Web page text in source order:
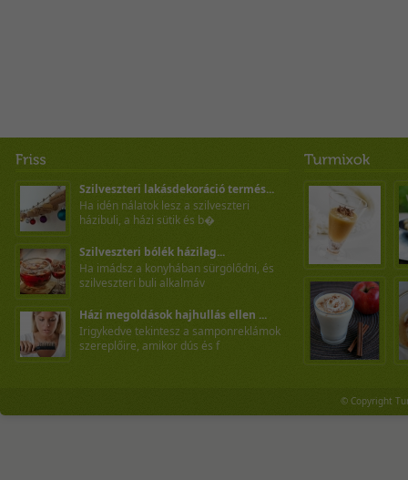
Szilveszteri lakásdekoráció termés...
Ha idén nálatok lesz a szilveszteri
házibuli, a házi sütik és b�
Szilveszteri bólék házilag...
Ha imádsz a konyhában sürgölődni, és
szilveszteri buli alkalmáv
Házi megoldások hajhullás ellen ...
Irigykedve tekintesz a samponreklámok
szereplőire, amikor dús és f
© Copyright